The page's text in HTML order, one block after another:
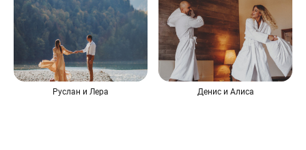
Руслан и Лера Денис и Алиса